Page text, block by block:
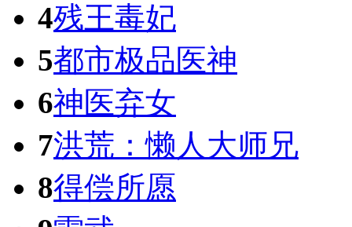
4残王毒妃
5都市极品医神
6神医弃女
7洪荒：懒人大师兄
8得偿所愿